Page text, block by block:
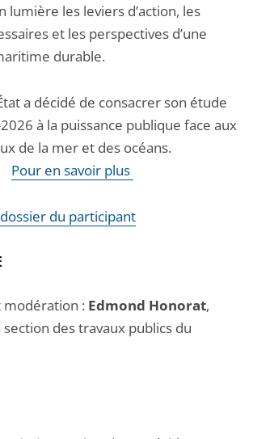
lumière les leviers d’action, les
et les perspectives d’une
durable.
a décidé de consacrer son étude
à la puissance publique face aux
de la mer et des océans.
Pour en savoir plus
du participant
: Edmond Honorat,
des travaux publics du
: